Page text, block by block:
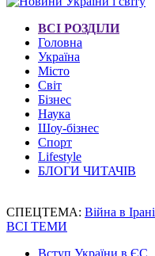
ВСІ РОЗДІЛИ
Головна
Україна
Місто
Світ
Бізнес
Наука
Шоу-бізнес
Спорт
Lifestyle
БЛОГИ ЧИТАЧІВ
СПЕЦТЕМА: Війна в Ірані
ВСІ ТЕМИ
Вступ України в ЄС